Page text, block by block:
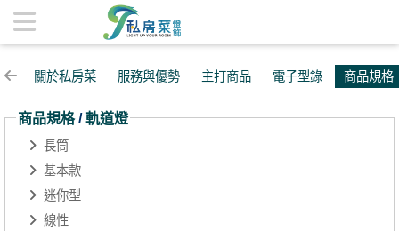
高瓦數 | 私房菜精品燈飾
關於私房菜 服務與優勢 主打商品 電子型錄 商品規格
商品規格/軌道燈
長筒
基本款
迷你型
線性